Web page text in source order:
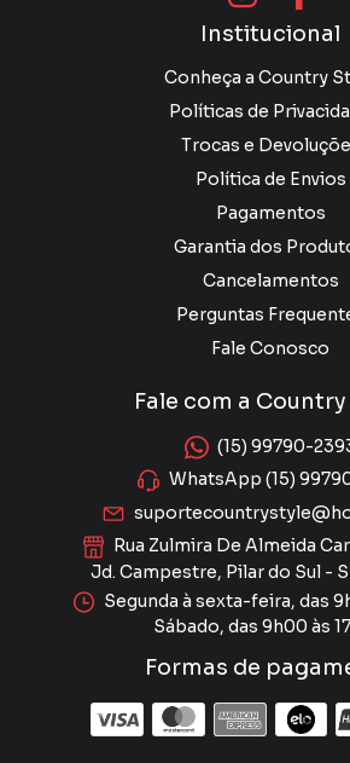
Institucional
Conheça a Country
Políticas de
Trocas e
Política de Envios
Pagamentos
Garantia dos
Cancelamentos
Perguntas
Fale Conosco
Fale com a
(15) 99790-
WhatsApp (15)
Rua Zulmira De Almeida
Jd. Campestre, Pilar do Sul -
Segunda à sexta-feira, das
Sábado, das 9h00 às
Formas de